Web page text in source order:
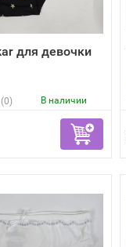
для девочки
(0)
В наличии